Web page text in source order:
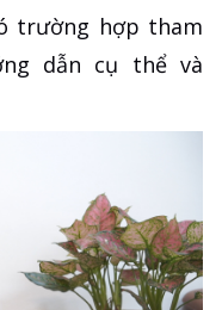
trường hợp tham
dẫn cụ thể và